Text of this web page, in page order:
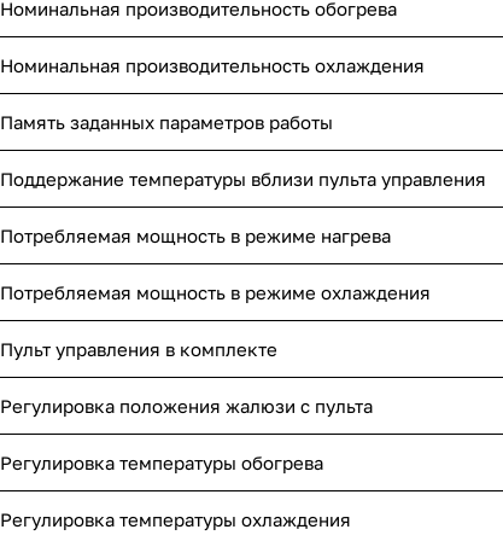
Номинальная производительность обогрева
Номинальная производительность охлаждения
Память заданных параметров работы
Поддержание температуры вблизи пульта управления
Потребляемая мощность в режиме нагрева
Потребляемая мощность в режиме охлаждения
Пульт управления в комплекте
Регулировка положения жалюзи с пульта
Регулировка температуры обогрева
Регулировка температуры охлаждения